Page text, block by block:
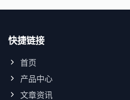
快捷链接
首页
产品中心
文章资讯